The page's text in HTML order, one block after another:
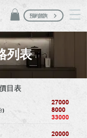
預約諮詢
列表
)
27000
8000
33000
20000
目表